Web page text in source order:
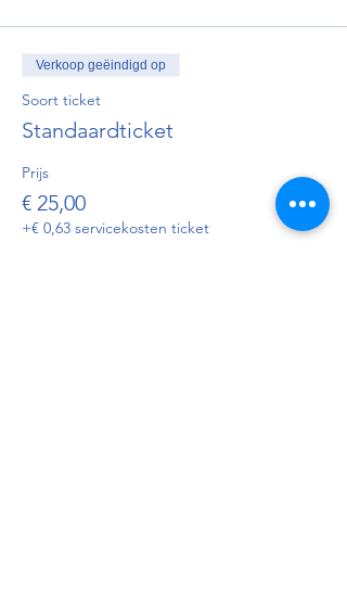
Verkoop geëindigd op
Soort ticket
Standaardticket
Prijs
€ 25,00
+€ 0,63 servicekosten ticket